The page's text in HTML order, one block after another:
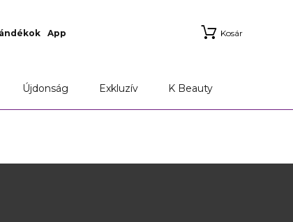
App Kosár
Újdonság Exkluzív K Beauty